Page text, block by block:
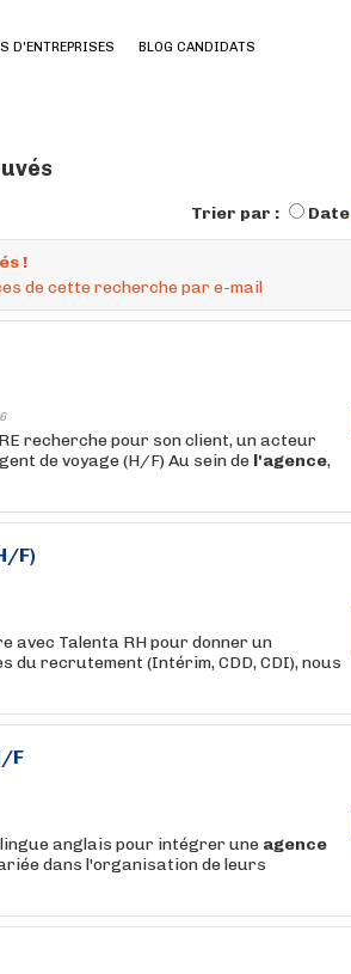
D'ENTREPRISES BLOG CANDIDATS
Trier par : Date
!
de cette recherche par e-mail
recherche pour son client, un acteur
de voyage (H/F) Au sein de l'agence,
F)
avec Talenta RH pour donner un
recrutement (Intérim, CDD, CDI), nous
F
anglais pour intégrer une agence
dans l'organisation de leurs